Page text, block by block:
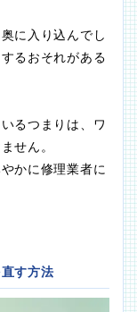
に入り込んでし
るおそれがある
るつまりは、ワ
せん。
かに修理業者に
す方法